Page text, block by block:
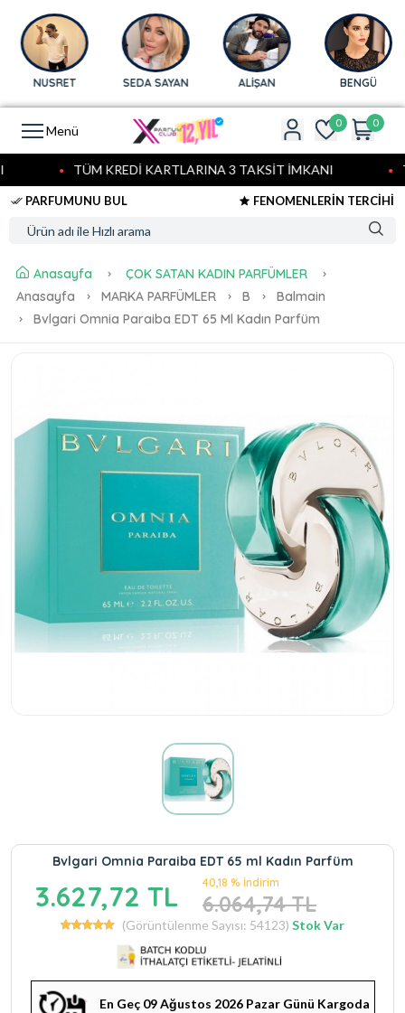
NUSRET SEDA SAYAN ALİŞAN BENGÜ
Menü 0 0
TÜM KREDİ KARTLARINA 3 TAKSİT İMKANI
PARFUMUNU BUL FENOMENLERİN TERCİHİ
Anasayfa
ÇOK SATAN KADIN PARFÜMLER
Anasayfa
MARKA PARFÜMLER B
Balmain
Bvlgari Omnia Paraiba EDT 65 Ml Kadın Parfüm
Bvlgari Omnia Paraiba EDT 65 ml Kadın Parfüm
3.627,72 TL 40,18 % İndirim
6.064,74 TL
(Görüntülenme Sayısı: 54123) Stok Var
En Geç 09 Ağustos 2026 Pazar Günü Kargoda